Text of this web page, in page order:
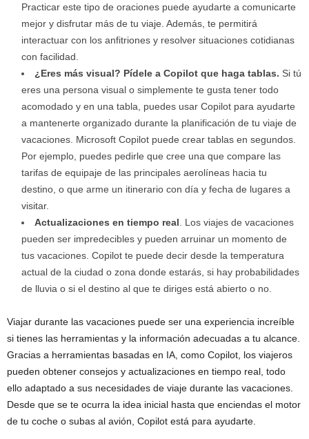
Practicar este tipo de oraciones puede ayudarte a comunicarte
mejor y disfrutar más de tu viaje. Además, te permitirá
interactuar con los anfitriones y resolver situaciones cotidianas
con facilidad.
¿Eres más visual? Pídele a Copilot que haga tablas. Si tú
eres una persona visual o simplemente te gusta tener todo
acomodado y en una tabla, puedes usar Copilot para ayudarte
a mantenerte organizado durante la planificación de tu viaje de
vacaciones. Microsoft Copilot puede crear tablas en segundos.
Por ejemplo, puedes pedirle que cree una que compare las
tarifas de equipaje de las principales aerolíneas hacia tu
destino, o que arme un itinerario con día y fecha de lugares a
visitar.
Actualizaciones en tiempo real . Los viajes de vacaciones
pueden ser impredecibles y pueden arruinar un momento de
tus vacaciones. Copilot te puede decir desde la temperatura
actual de la ciudad o zona donde estarás, si hay probabilidades
de lluvia o si el destino al que te diriges está abierto o no.
Viajar durante las vacaciones puede ser una experiencia increíble
si tienes las herramientas y la información adecuadas a tu alcance.
Gracias a herramientas basadas en IA, como Copilot, los viajeros
pueden obtener consejos y actualizaciones en tiempo real, todo
ello adaptado a sus necesidades de viaje durante las vacaciones.
Desde que se te ocurra la idea inicial hasta que enciendas el motor
de tu coche o subas al avión, Copilot está para ayudarte.